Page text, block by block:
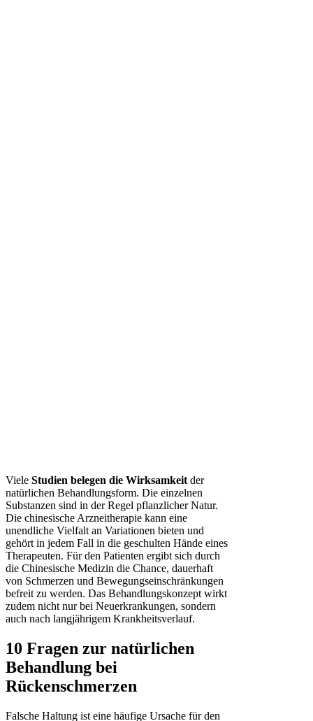
Viele Studien belegen die Wirksamkeit der
natürlichen Behandlungsform. Die einzelnen
Substanzen sind in der Regel pflanzlicher Natur.
Die chinesische Arzneitherapie kann eine
unendliche Vielfalt an Variationen bieten und
gehört in jedem Fall in die geschulten Hände eines
Therapeuten. Für den Patienten ergibt sich durch
die Chinesische Medizin die Chance, dauerhaft
von Schmerzen und Bewegungseinschränkungen
befreit zu werden. Das Behandlungskonzept wirkt
zudem nicht nur bei Neuerkrankungen, sondern
auch nach langjährigem Krankheitsverlauf.
10 Fragen zur natürlichen
Behandlung bei
Rückenschmerzen
Falsche Haltung ist eine häufige Ursache für den